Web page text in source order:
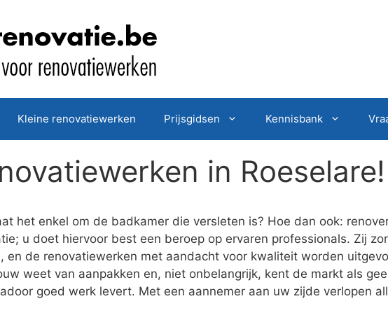
Kleine renovatiewerken Prijsgidsen Kennisbank
in Roeselare!
het enkel om de badkamer die versleten is? Hoe dan ook:
u doet hiervoor best een beroep op ervaren professionals. Zij
de renovatiewerken met aandacht voor kwaliteit worden
weet van aanpakken en, niet onbelangrijk, kent de markt als
goed werk levert. Met een aannemer aan uw zijde verlopen